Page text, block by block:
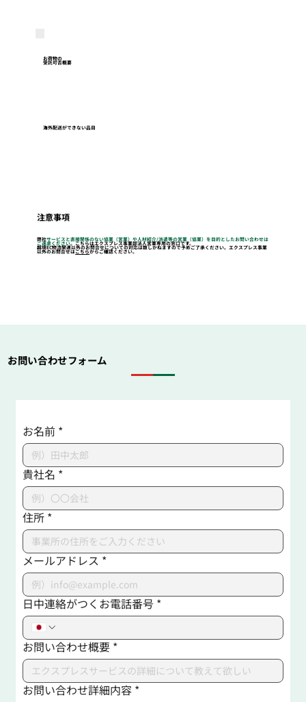
お荷物の
受託可否概要
海外配送ができない品目
注意事項
弊社サービスと直接関係のない協業（営業）や人材紹介/派遣等の営業（協業）を目的としたお問い合わせは
ご遠慮ください。こちらはエクスプレス事業部法人営業専用の窓口です。
越境EC物流関連以外のお問合せについての対応は致しかねますので予めご了承ください。エクスプレス事業
以外のお問合せはこちらからご確認ください。
お問い合わせフォーム
お名前 *
貴社名 *
住所 *
メールアドレス *
日中連絡がつくお電話番号 *
お問い合わせ概要 *
お問い合わせ詳細内容 *